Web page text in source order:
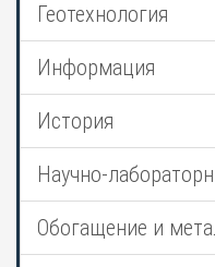
Геотехнология
Информация
История
Научно-
Обогащение и